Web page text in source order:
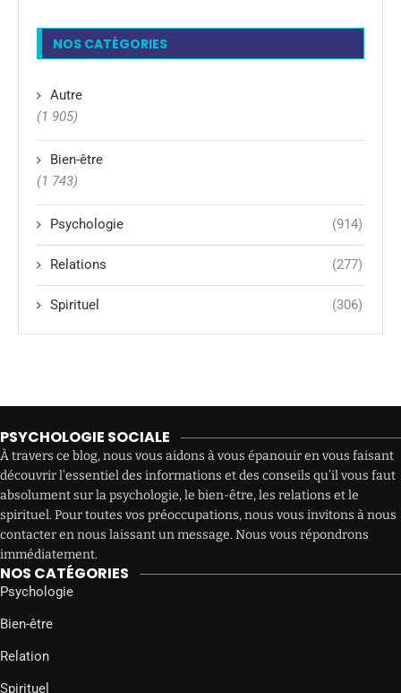
NOS CATÉGORIES
Autre
(1 905)
Bien-être
(1 743)
Psychologie (914)
Relations (277)
Spirituel (306)
PSYCHOLOGIE SOCIALE
À travers ce blog, nous vous aidons à vous épanouir en vous faisant
découvrir l’essentiel des informations et des conseils qu’il vous faut
absolument sur la psychologie, le bien-être, les relations et le
spirituel. Pour toutes vos préoccupations, nous vous invitons à nous
contacter en nous laissant un message. Nous vous répondrons
immédiatement.
NOS CATÉGORIES
Psychologie
Bien-être
Relation
Spirituel